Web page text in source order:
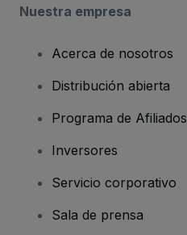
Nuestra empresa
Acerca de nosotros
Distribución abierta
Programa de Afiliados
Inversores
Servicio corporativo
Sala de prensa